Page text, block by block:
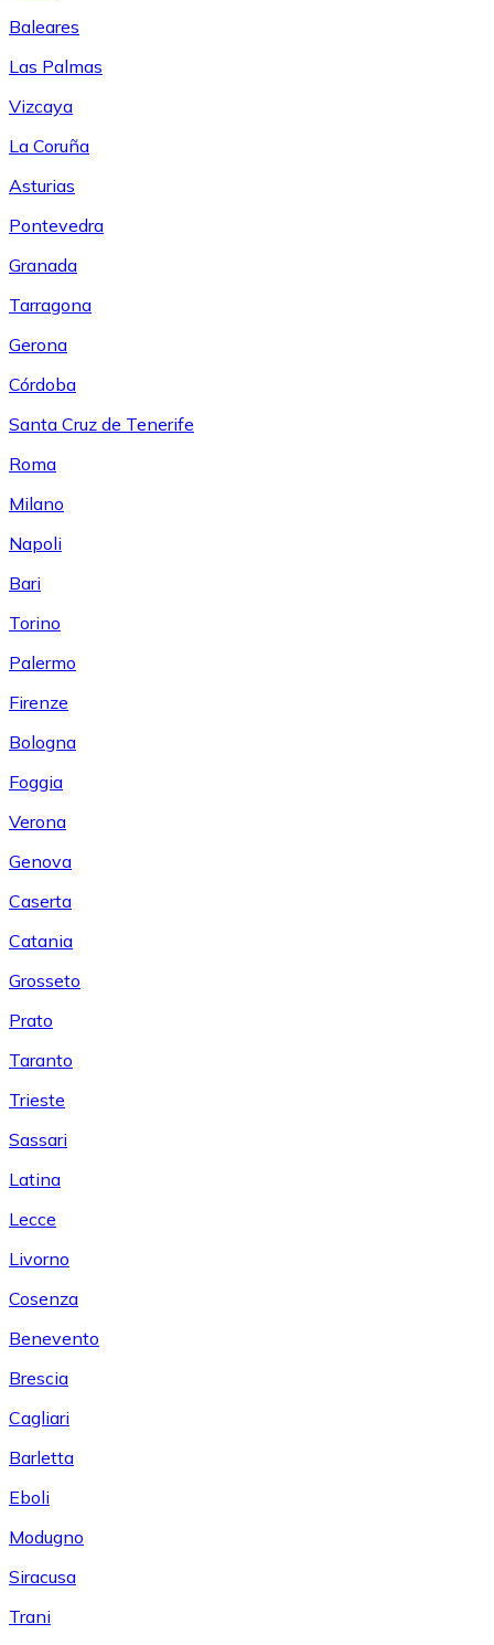
Baleares
Las Palmas
Vizcaya
La Coruña
Asturias
Pontevedra
Granada
Tarragona
Gerona
Córdoba
Santa Cruz de Tenerife
Roma
Milano
Napoli
Bari
Torino
Palermo
Firenze
Bologna
Foggia
Verona
Genova
Caserta
Catania
Grosseto
Prato
Taranto
Trieste
Sassari
Latina
Lecce
Livorno
Cosenza
Benevento
Brescia
Cagliari
Barletta
Eboli
Modugno
Siracusa
Trani